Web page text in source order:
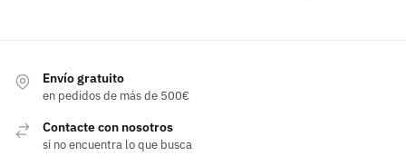
Envío gratuito
en pedidos de más de 500€
Contacte con nosotros
si no encuentra lo que busca